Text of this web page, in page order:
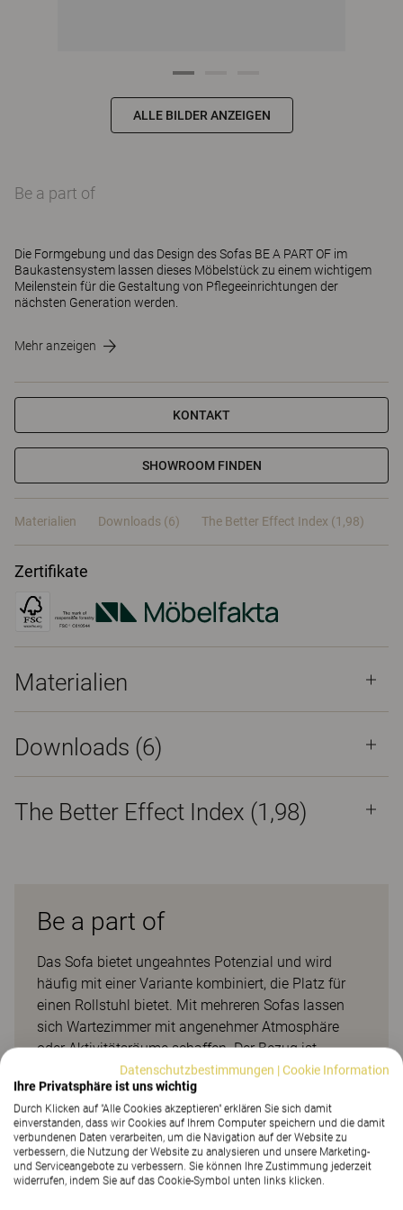
ALLE BILDER ANZEIGEN
Be a part of
Die Formgebung und das Design des Sofas BE A PART OF im
Baukastensystem lassen dieses Möbelstück zu einem wichtigem
Meilenstein für die Gestaltung von Pflegeeinrichtungen der
nächsten Generation werden.
Mehr anzeigen
KONTAKT
SHOWROOM FINDEN
Materialien Downloads (6) The Better Effect Index (1,98)
Zertifikate
Materialien
Downloads (6)
The Better Effect Index (1,98)
Be a part of
Das Sofa bietet ungeahntes Potenzial und wird
häufig mit einer Variante kombiniert, die Platz für
einen Rollstuhl bietet. Mit mehreren Sofas lassen
sich Wartezimmer mit angenehmer Atmosphäre
oder Aktivitätsräume schaffen. Der Bezug ist
abnehmbar. Hygienestandards können problemlos
eingehalten werden, indem ein waschbarer Stoff
gewählt wird. Außerdem können neuen Bezüge
jederzeit nachbestellt werden. BE A PART OF ist
standardmäßig in klarlackierter Birke oder schwarz
bzw. weiß gebeizt erhältlich. Gegen Aufpreis kann
Datenschutzbestimmungen |Cookie Information
Ihre Privatsphäre ist uns wichtig
Durch Klicken auf "Alle Cookies akzeptieren" erklären Sie sich damit
einverstanden, dass wir Cookies auf Ihrem Computer speichern und die damit
verbundenen Daten verarbeiten, um die Navigation auf der Website zu
verbessern, die Nutzung der Website zu analysieren und unsere Marketing-
und Serviceangebote zu verbessern. Sie können Ihre Zustimmung jederzeit
widerrufen, indem Sie auf das Cookie-Symbol unten links klicken.